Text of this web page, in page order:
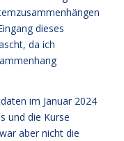
dieses
da ich
im Januar 2024
und die Kurse
aber nicht die